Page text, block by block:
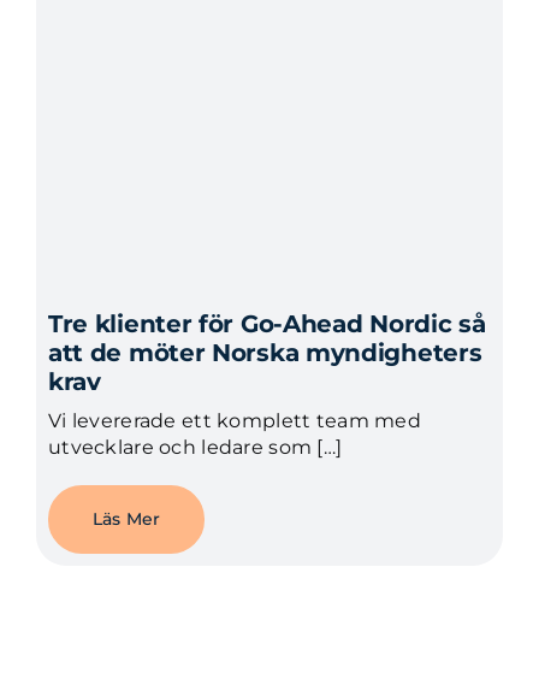
Tre klienter för Go-Ahead Nordic så
att de möter Norska myndigheters
krav
Vi levererade ett komplett team med
utvecklare och ledare som […]
Läs Mer